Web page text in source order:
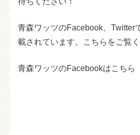
青森ワッツのFacebook、Twitter
載されています。こちらをご覧く
青森ワッツのFacebookはこちら